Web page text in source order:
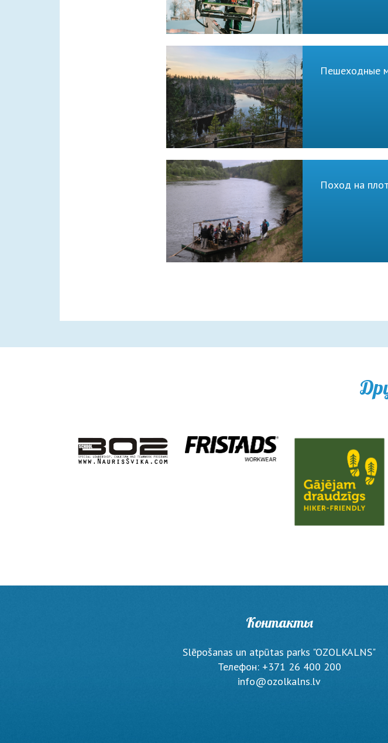
Пешеходные
Поход на
Контакты
Slēpošanas un atpūtas parks "OZOLKALNS"
Телефон: +371 26 400 200
info@ozolkalns.lv